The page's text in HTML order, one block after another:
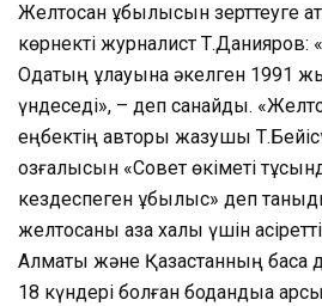
Желтоқсан құбылысын зерттеуге
көрнекті журналист Т.Данияров:
Одақтың құлауына әкелген 1991
үндеседі», – деп санайды.
еңбектің авторы жазушы
қозғалысын «Совет өкіметі
кездеспеген құбылыс» деп
желтоқсаны қазақ халқы үшін
Алматы және Қазақстанның басқа
18 күндері болған бодандыққа